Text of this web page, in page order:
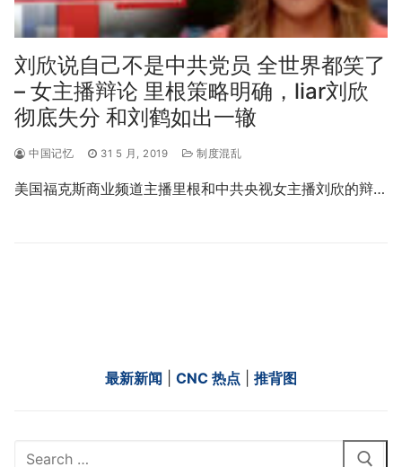
刘欣说自己不是中共党员 全世界都笑了
– 女主播辩论 里根策略明确，liar刘欣
彻底失分 和刘鹤如出一辙
中国记忆 31 5 月, 2019 制度混乱
美国福克斯商业频道主播里根和中共央视女主播刘欣的辩…
最新新闻 CNC 热点 推背图
Search